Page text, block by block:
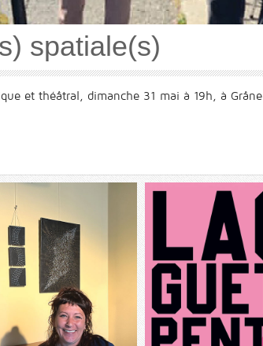
spatiale(s)
et théâtral, dimanche 31 mai à 19h, à Grâne.